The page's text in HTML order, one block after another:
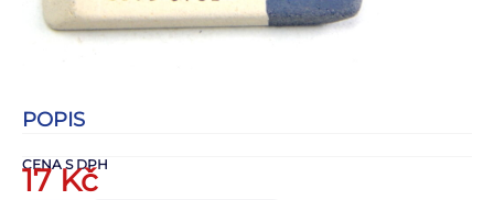
POPIS
CENA S DPH
17Kč